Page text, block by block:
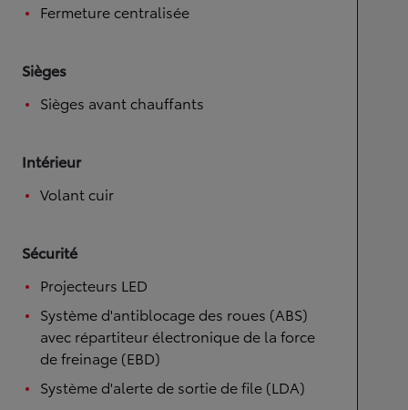
Fermeture centralisée
Sièges
Sièges avant chauffants
Intérieur
Volant cuir
Sécurité
Projecteurs LED
Système d'antiblocage des roues (ABS)
avec répartiteur électronique de la force
de freinage (EBD)
Système d'alerte de sortie de file (LDA)